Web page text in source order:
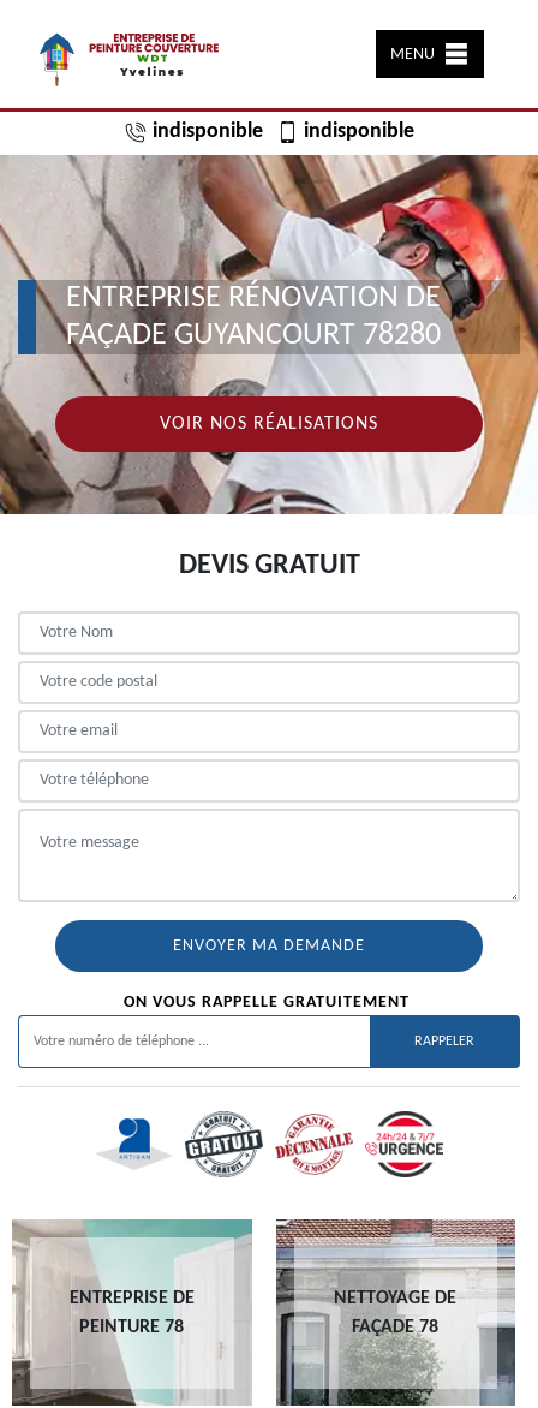
MENU
indisponible indisponible
ENTREPRISE RÉNOVATION DE
FAÇADE GUYANCOURT 78280
VOIR NOS RÉALISATIONS
DEVIS GRATUIT
ON VOUS RAPPELLE GRATUITEMENT
ENTREPRISE DE
PEINTURE 78
NETTOYAGE DE
FAÇADE 78